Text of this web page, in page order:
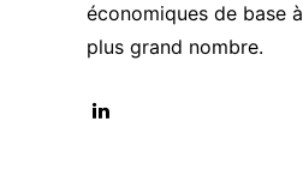
économiques de base
plus grand nombre.